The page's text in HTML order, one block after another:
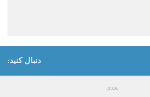
دنبال کنید:
بعدی